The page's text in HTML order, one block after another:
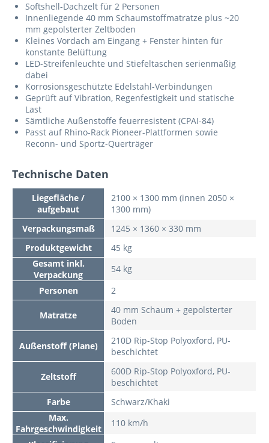
Softshell-Dachzelt für 2 Personen
Innenliegende 40 mm Schaumstoffmatratze plus ~20
mm gepolsterter Zeltboden
Kleines Vordach am Eingang + Fenster hinten für
konstante Belüftung
LED-Streifenleuchte und Stiefeltaschen serienmäßig
dabei
Korrosionsgeschützte Edelstahl-Verbindungen
Geprüft auf Vibration, Regenfestigkeit und statische
Last
Sämtliche Außenstoffe feuerresistent (CPAI-84)
Passt auf Rhino-Rack Pioneer-Plattformen sowie
Reconn- und Sportz-Querträger
Technische Daten
Liegefläche /
aufgebaut
2100 × 1300 mm (innen 2050 ×
1300 mm)
Verpackungsmaß
1245 × 1360 × 330 mm
Produktgewicht
45 kg
Gesamt inkl.
Verpackung
54 kg
Personen
2
Matratze
40 mm Schaum + gepolsterter
Boden
Außenstoff (Plane)
210D Rip-Stop Polyoxford, PU-
beschichtet
Zeltstoff
600D Rip-Stop Polyoxford, PU-
beschichtet
Farbe
Schwarz/Khaki
Max.
Fahrgeschwindigkeit
110 km/h